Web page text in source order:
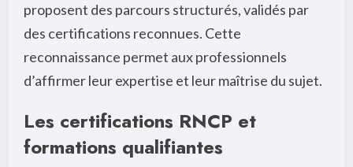
proposent des parcours structurés, validés par
des certifications reconnues. Cette
reconnaissance permet aux professionnels
d’affirmer leur expertise et leur maîtrise du sujet.
Les certifications RNCP et
formations qualifiantes